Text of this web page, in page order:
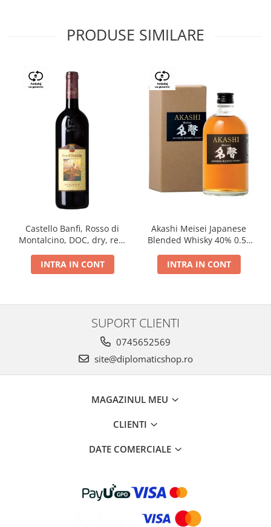
PRODUSE SIMILARE
Castello Banfi, Rosso di
Montalcino, DOC, dry, red,
INTRA IN CONT
Akashi Meisei Japanese
Blended Whisky 40% 0.5L
INTRA IN CONT
SUPORT CLIENTI
0745652569
site@diplomaticshop.ro
MAGAZINUL MEU
CLIENTI
DATE COMERCIALE